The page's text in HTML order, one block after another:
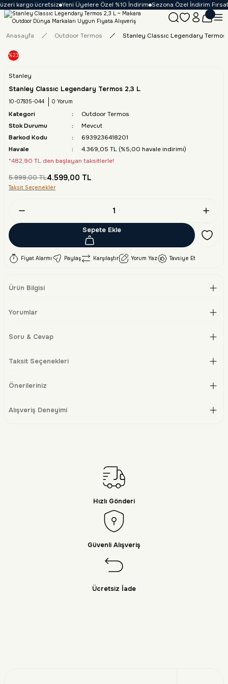
kargo ücretsiz Yeni Üyelere Özel %10 İndirim Sezona Özel İndirim
Anasayfa Outdoor Termos Stanley Classıc Legendary Termos
%23
Stanley
Stanley Classıc Legendary Termos 2,3 L
10-07935-044 0 Yorum
Kategori
Outdoor Termos
Stok Durumu
Mevcut
Barkod Kodu
6939236418201
Havale
4.369,05 TL (%5,00 havale indirimi)
*482,90 TL den başlayan taksitlerle!
5.999,00 TL4.599,00 TL
Taksit Seçenekler
Sepete Ekle
Fiyat Alarmı Paylaş Karşılaştır Yorum Yaz Tavsiye Et
Ürün Bilgisi
Yorumlar
Soru & Cevap
Taksit Seçenekleri
Önerileriniz
Alışveriş Deneyimi
Hızlı Gönderi
Güvenli Alışveriş
Ücretsiz İade